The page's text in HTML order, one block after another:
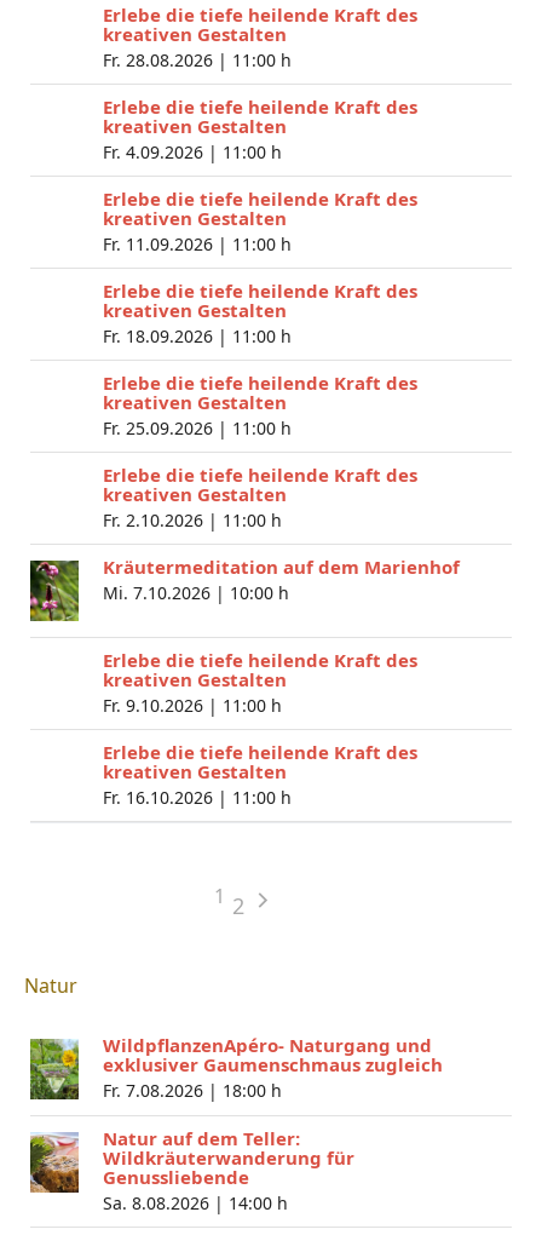
Erlebe die tiefe heilende Kraft des
kreativen Gestalten
Fr. 28.08.2026 | 11:00 h
Erlebe die tiefe heilende Kraft des
kreativen Gestalten
Fr. 4.09.2026 | 11:00 h
Erlebe die tiefe heilende Kraft des
kreativen Gestalten
Fr. 11.09.2026 | 11:00 h
Erlebe die tiefe heilende Kraft des
kreativen Gestalten
Fr. 18.09.2026 | 11:00 h
Erlebe die tiefe heilende Kraft des
kreativen Gestalten
Fr. 25.09.2026 | 11:00 h
Erlebe die tiefe heilende Kraft des
kreativen Gestalten
Fr. 2.10.2026 | 11:00 h
Kräutermeditation auf dem Marienhof
Mi. 7.10.2026 | 10:00 h
Erlebe die tiefe heilende Kraft des
kreativen Gestalten
Fr. 9.10.2026 | 11:00 h
Erlebe die tiefe heilende Kraft des
kreativen Gestalten
Fr. 16.10.2026 | 11:00 h
1 2
Natur
WildpflanzenApéro- Naturgang und
exklusiver Gaumenschmaus zugleich
Fr. 7.08.2026 | 18:00 h
Natur auf dem Teller:
Wildkräuterwanderung für
Genussliebende
Sa. 8.08.2026 | 14:00 h